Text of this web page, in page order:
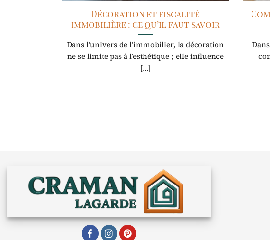
Décoration et fiscalité
immobilière : ce qu’il faut savoir
Dans l’univers de l’immobilier, la décoration
ne se limite pas à l’esthétique ; elle influence
[...]